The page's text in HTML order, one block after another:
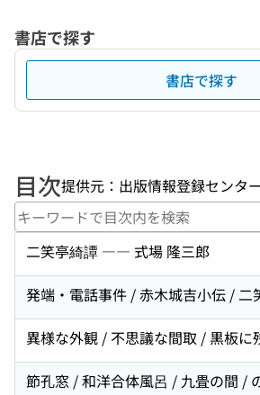
書店で探す
書店で探す
目次提供元：出版情報登録センター
二笑亭綺譚 ―― 式場 隆三郎
発端・電話事件 / 赤木城吉小伝 / 二
異様な外観 / 不思議な間取 / 黒板に
節孔窓 / 和洋合体風呂 / 九畳の間 /